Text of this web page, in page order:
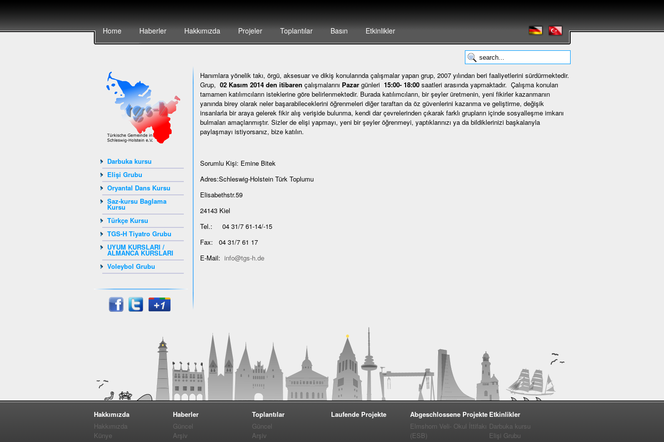
Home Haberler Hakkımızda Projeler Toplantılar Basın Etkinlikler
Darbuka kursu
Elişi Grubu
Oryantal Dans Kursu
Saz-kursu Baglama
Kursu
Türkçe Kursu
TGS-H Tiyatro Grubu
UYUM KURSLARI /
ALMANCA KURSLARI
Voleybol Grubu
Hanımlara yönelik takı, örgü, aksesuar ve dikiş konularında çalışmalar yapan grup, 2007 yılından beri faaliyetlerini sürdürmektedir.
Grup, 02 Kasım 2014 den itibaren çalışmalarını Pazargünleri 15:00- 18:00saatleri arasında yapmaktadır. Çalışma konuları
tamamen katılımcıların isteklerine göre belirlenmektedir. Burada katılımcıların, bir şeyler üretmenin, yeni fikirler kazanmanın
yanında birey olarak neler başarabileceklerini öğrenmeleri diğer taraftan da öz güvenlerini kazanma ve geliştirme, değişik
insanlarla bir araya gelerek fikir alış verişide bulunma, kendi dar çevrelerinden çıkarak farklı grupların içinde sosyalleşme imkanı
bulmaları amaçlanmıştır. Sizler de elişi yapmayı, yeni bir şeyler öğrenmeyi, yaptıklarınızı ya da bildiklerinizi başkalarıyla
paylaşmayı istiyorsanız, bize katılın.
Sorumlu Kişi: Emine Bitek
Adres:Schleswig-Holstein Türk Toplumu
Elisabethstr.59
24143 Kiel
Tel.: 04 31/7 61-14/-15
Fax: 04 31/7 61 17
E-Mail: info@tgs-h.de
Hakkımızda
Hakkımızda
Künye
Haberler
Güncel
Arşiv
Toplantılar
Güncel
Arşiv
Laufende Projekte
Abgeschlossene Projekte
Elmshorn Veli- Okul İttifakı
(ESB)
Etkinlikler
Darbuka kursu
Elişi Grubu